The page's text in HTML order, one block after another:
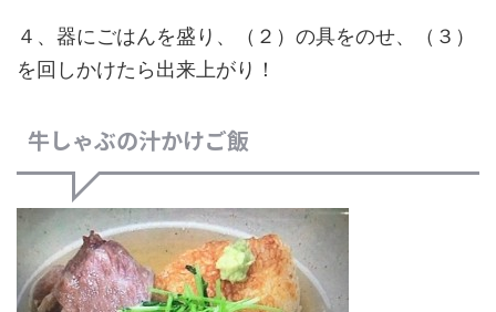
４、器にごはんを盛り、（２）の具をのせ、（３）
を回しかけたら出来上がり！
牛しゃぶの汁かけご飯